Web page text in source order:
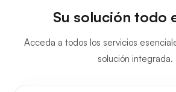
Su solución todo
Acceda a todos los servicios
solución integrada.